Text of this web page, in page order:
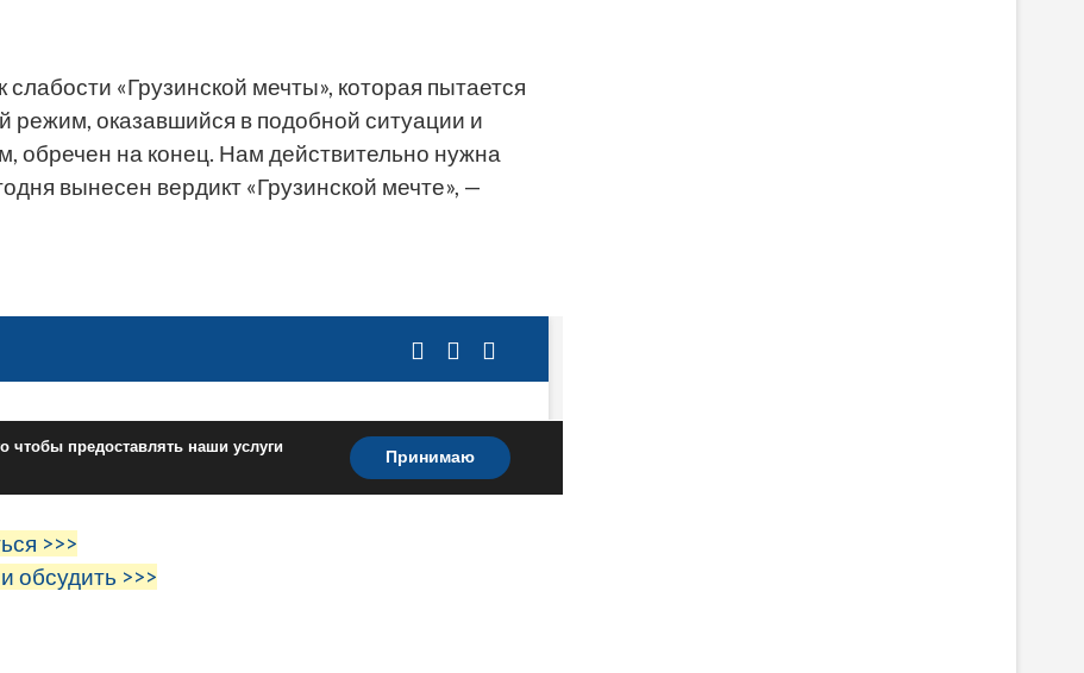
«Грузинской мечты», которая пытается
режим, оказавшийся в подобной ситуации и
обречен на конец. Нам действительно нужна
вынесен вердикт «Грузинской мечте», —
>>>
обсудить >>>